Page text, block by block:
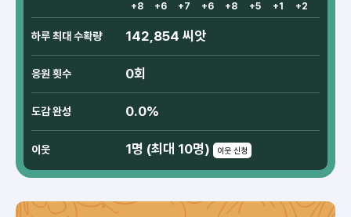
+8 +6 +7 +6 +8 +5 +1 +2
하루 최대 수확량 142,854 씨앗
응원 횟수 0회
도감 완성 0.0%
이웃 1명 (최대 10명) 이웃 신청